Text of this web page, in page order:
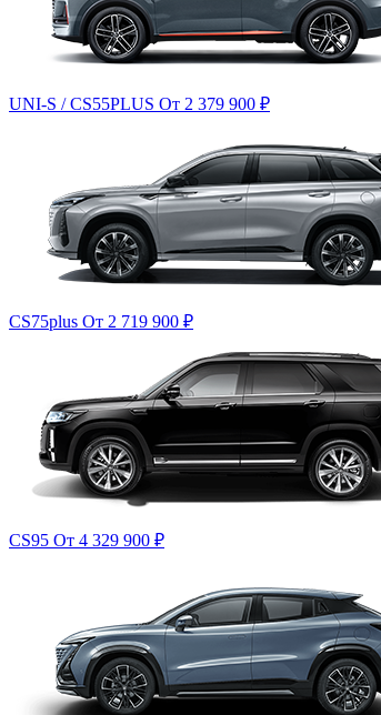
UNI-S / CS55PLUS От 2 379 900 ₽
CS75plus От 2 719 900 ₽
CS95 От 4 329 900 ₽